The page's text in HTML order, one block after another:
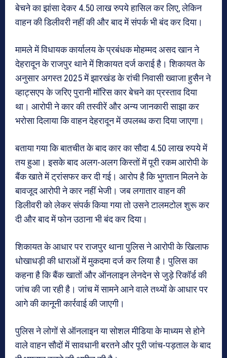
बेचने का झांसा देकर 4.50 लाख रुपये हासिल कर लिए, लेकिन
वाहन की डिलीवरी नहीं की और बाद में संपर्क भी बंद कर दिया।
मामले में विधायक कार्यालय के प्रबंधक मोहम्मद असद खान ने
देहरादून के राजपुर थाने में शिकायत दर्ज कराई है। शिकायत के
अनुसार अगस्त 2025 में झारखंड के रांची निवासी ख्वाजा हुसैन ने
व्हाट्सएप के जरिए पुरानी मॉरिस कार बेचने का प्रस्ताव दिया
था। आरोपी ने कार की तस्वीरें और अन्य जानकारी साझा कर
भरोसा दिलाया कि वाहन देहरादून में उपलब्ध करा दिया जाएगा।
बताया गया कि बातचीत के बाद कार का सौदा 4.50 लाख रुपये में
तय हुआ। इसके बाद अलग-अलग किस्तों में पूरी रकम आरोपी के
बैंक खाते में ट्रांसफर कर दी गई। आरोप है कि भुगतान मिलने के
बावजूद आरोपी ने कार नहीं भेजी। जब लगातार वाहन की
डिलीवरी को लेकर संपर्क किया गया तो उसने टालमटोल शुरू कर
दी और बाद में फोन उठाना भी बंद कर दिया।
शिकायत के आधार पर राजपुर थाना पुलिस ने आरोपी के खिलाफ
धोखाधड़ी की धाराओं में मुकदमा दर्ज कर लिया है। पुलिस का
कहना है कि बैंक खातों और ऑनलाइन लेनदेन से जुड़े रिकॉर्ड की
जांच की जा रही है। जांच में सामने आने वाले तथ्यों के आधार पर
आगे की कानूनी कार्रवाई की जाएगी।
पुलिस ने लोगों से ऑनलाइन या सोशल मीडिया के माध्यम से होने
वाले वाहन सौदों में सावधानी बरतने और पूरी जांच-पड़ताल के बाद